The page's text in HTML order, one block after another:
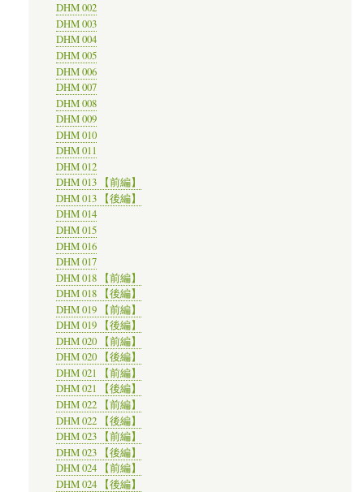
DHM 002
DHM 003
DHM 004
DHM 005
DHM 006
DHM 007
DHM 008
DHM 009
DHM 010
DHM 011
DHM 012
DHM 013 【前編】
DHM 013 【後編】
DHM 014
DHM 015
DHM 016
DHM 017
DHM 018 【前編】
DHM 018 【後編】
DHM 019 【前編】
DHM 019 【後編】
DHM 020 【前編】
DHM 020 【後編】
DHM 021 【前編】
DHM 021 【後編】
DHM 022 【前編】
DHM 022 【後編】
DHM 023 【前編】
DHM 023 【後編】
DHM 024 【前編】
DHM 024 【後編】